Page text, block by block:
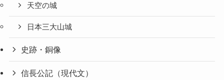
天空の城
日本三大山城
史跡・銅像
信長公記（現代文）